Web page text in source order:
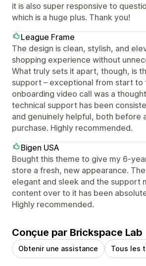
it is also super responsive to
which is a huge plus. Thank you!
League Frame
The design is clean, stylish, and
shopping experience without
What truly sets it apart, though, is
support – exceptional from start to
onboarding video call was a
technical support has been
and genuinely helpful, both before
purchase. Highly recommended.
Bigen USA
Bought this theme to give my 6-
store a fresh, new appearance.
elegant and sleek and the support
content over to it has been
Highly recommended.
Conçue par Brickspace Lab
Obtenir une assistance Tous les